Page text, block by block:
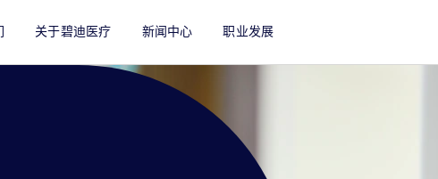
关于碧迪医疗 新闻中心 职业发展